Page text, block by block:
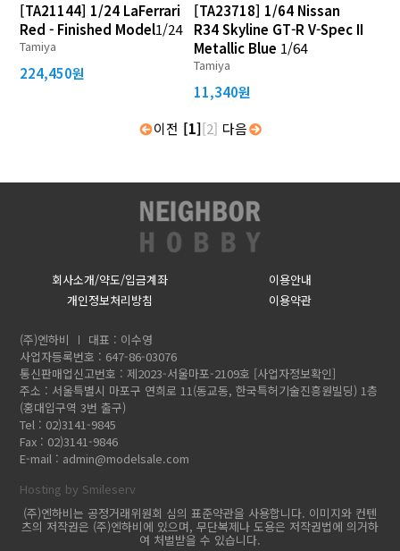
[TA21144] 1/24 LaFerrari
Red - Finished Model1/24
Tamiya
224,450원
[TA23718] 1/64 Nissan
R34 Skyline GT-R V-Spec II
Metallic Blue 1/64
Tamiya
11,340원
이전 [1][2] 다음
회사소개/약도/입금계좌
이용안내
개인정보처리방침
이용약관
(주)엔하비
대표 : 이수영
사업자등록번호 : 647-86-03076
통신판매업신고번호 : 제2023-서울마포-2109호 [사업자정보확인]
주소 : 서울특별시 마포구 연희로 11(동교동, 한국특허기술진흥원빌딩) 1층
(홍대입구역 3번 출구)
Tel : 02)3141-9845
Fax : 02)3141-9846
E-mail : admin@modelsale.com
Hosting by Smileserv
(주)엔하비는 공정거래위원회 심의 표준약관을 사용합니다. 이미지와 컨텐
츠의 저작권은 (주)엔하비에 있으며, 무단복제나 도용은 저작권법에 의거하
여 처벌받을 수 있습니다.